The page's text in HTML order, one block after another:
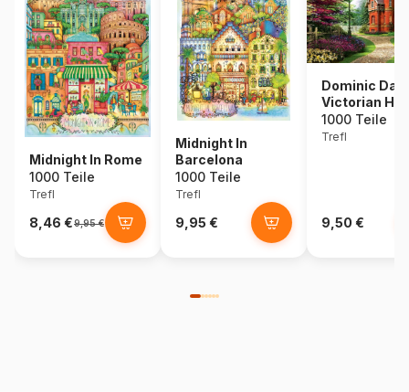
Midnight In Rome
1000 Teile
Trefl
8,46 €9,95 €
Midnight In
Barcelona
1000 Teile
Trefl
9,95 €
Dominic
Victorian
1000 Teile
Trefl
9,50 €